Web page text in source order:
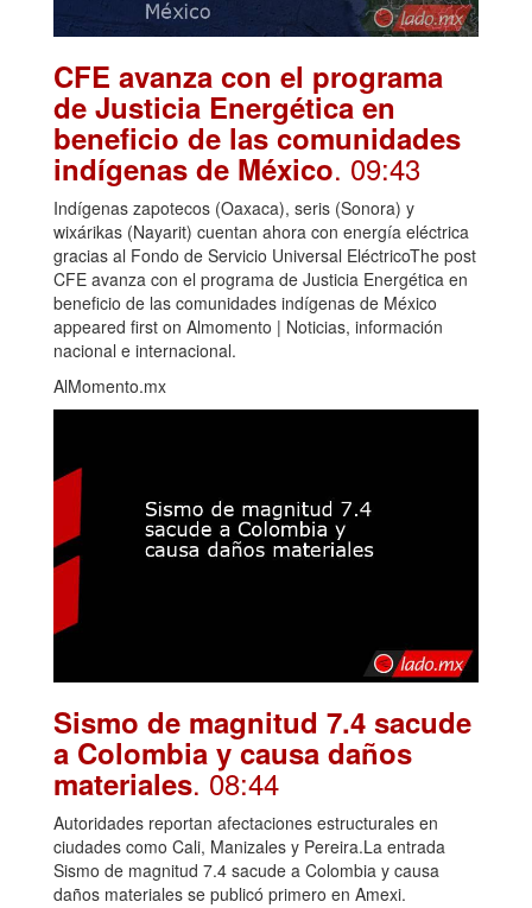
CFE avanza con el programa
de Justicia Energética en
beneficio de las comunidades
indígenas de México. 09:43
Indígenas zapotecos (Oaxaca), seris (Sonora) y
wixárikas (Nayarit) cuentan ahora con energía eléctrica
gracias al Fondo de Servicio Universal EléctricoThe post
CFE avanza con el programa de Justicia Energética en
beneficio de las comunidades indígenas de México
appeared first on Almomento | Noticias, información
nacional e internacional.
AlMomento.mx
Sismo de magnitud 7.4 sacude
a Colombia y causa daños
materiales. 08:44
Autoridades reportan afectaciones estructurales en
ciudades como Cali, Manizales y Pereira.La entrada
Sismo de magnitud 7.4 sacude a Colombia y causa
daños materiales se publicó primero en Amexi.